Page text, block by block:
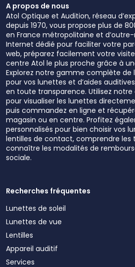
A propos de nous
Atol Optique et Audition, réseau
depuis 1970, vous propose plus de
en France métropolitaine et d’outre-
Internet dédié pour faciliter votre
web, préparez facilement votre
centre Atol le plus proche grâce à
Explorez notre gamme complète de
pour vos lunettes et d’aides
en toute transparence. Utilisez notre
pour visualiser les lunettes
puis commandez en ligne et
magasin ou en centre. Profitez
personnalisés pour bien choisir vos
lentilles de contact, comprendre les
connaître les modalités de
sociale.
Recherches fréquentes
Lunettes de soleil
Lunettes de vue
Lentilles
Appareil auditif
Services